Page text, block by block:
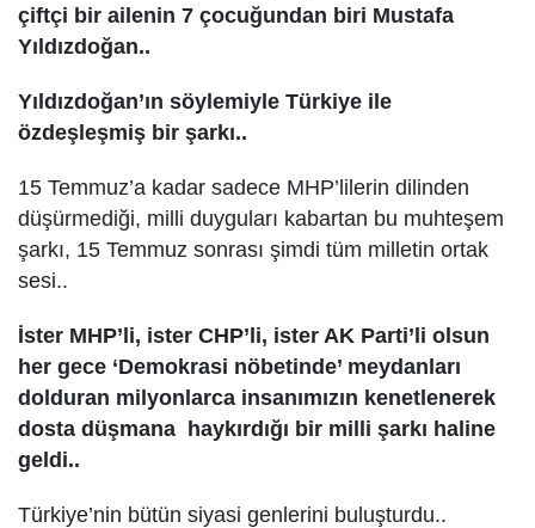
çiftçi bir ailenin 7 çocuğundan biri Mustafa
Yıldızdoğan..
Yıldızdoğan’ın söylemiyle Türkiye ile
özdeşleşmiş bir şarkı..
15 Temmuz’a kadar sadece MHP’lilerin dilinden
düşürmediği, milli duyguları kabartan bu muhteşem
şarkı, 15 Temmuz sonrası şimdi tüm milletin ortak
sesi..
İster MHP’li, ister CHP’li, ister AK Parti’li olsun
her gece ‘Demokrasi nöbetinde’ meydanları
dolduran milyonlarca insanımızın kenetlenerek
dosta düşmana haykırdığı bir milli şarkı haline
geldi..
Türkiye’nin bütün siyasi genlerini buluşturdu..